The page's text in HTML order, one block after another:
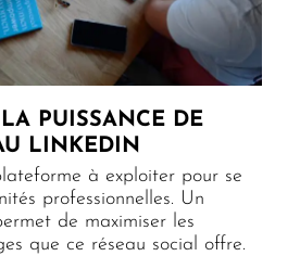
PUISSANCE DE
LINKEDIN
à exploiter pour se
professionnelles. Un
de maximiser les
que ce réseau social offre.